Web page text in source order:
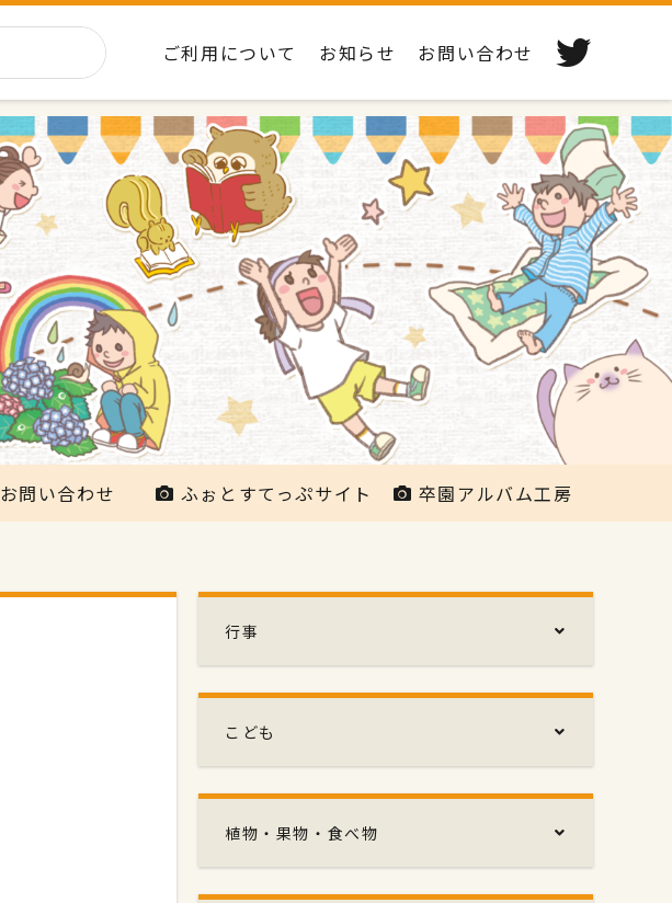
ご利用について お知らせ お問い合わせ
お問い合わせ ふぉとすてっぷサイト 卒園アルバム工房
行事
こども
植物・果物・食べ物